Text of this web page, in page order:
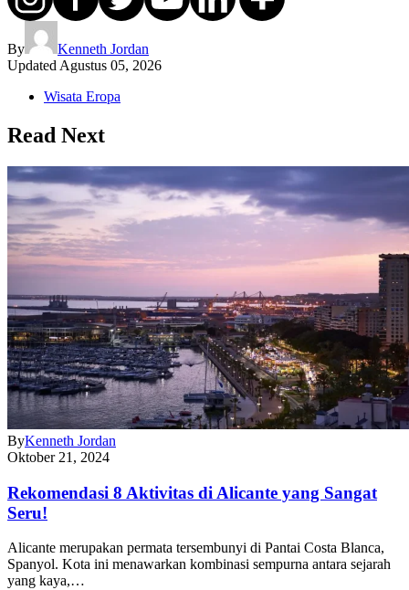
By
Kenneth Jordan
Updated Agustus 05, 2026
Wisata Eropa
Read Next
ByKenneth Jordan
Oktober 21, 2024
Rekomendasi 8 Aktivitas di Alicante yang Sangat
Seru!
Alicante merupakan permata tersembunyi di Pantai Costa Blanca,
Spanyol. Kota ini menawarkan kombinasi sempurna antara sejarah
yang kaya,…